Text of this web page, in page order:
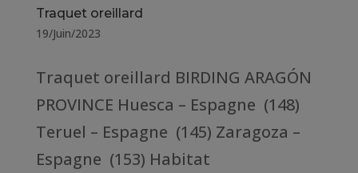
Traquet oreillard
19/Juin/2023
Traquet oreillard BIRDING ARAGÓN
PROVINCE Huesca – Espagne (148)
Teruel – Espagne (145) Zaragoza –
Espagne (153) Habitat